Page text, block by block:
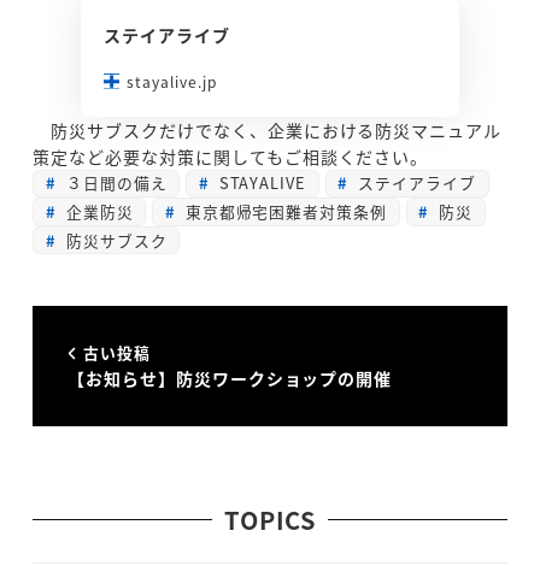
ステイアライブ
stayalive.jp
防災サブスクだけでなく、企業における防災マニュアル
策定など必要な対策に関してもご相談ください。
３日間の備え STAYALIVE
ステイアライブ
企業防災
東京都帰宅困難者対策条例
防災
防災サブスク
古い投稿
【お知らせ】防災ワークショップの開催
TOPICS